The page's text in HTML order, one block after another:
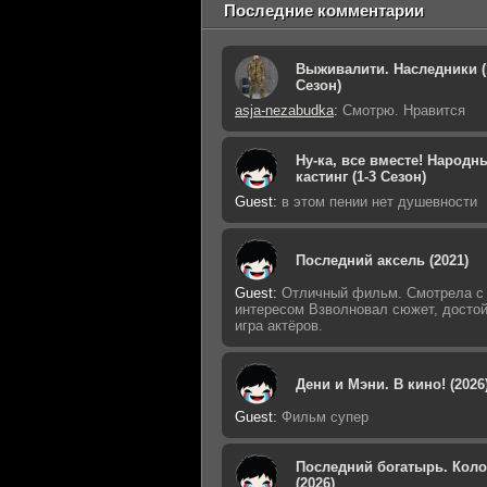
Последние комментарии
Выживалити. Наследники
Сезон)
asja-nezabudka: Смотрю. Нравится
Ну-ка, все вместе!
кастинг (1-3 Сезон)
Guest: в этом пении нет душевности
Последний аксель (2021)
Guest: Отличный фильм. Смотрела с
интересом Взволновал сюжет,
игра актёров.
Дени и Мэни. В кино!
Guest: Фильм супер
Последний богатырь.
(2026)